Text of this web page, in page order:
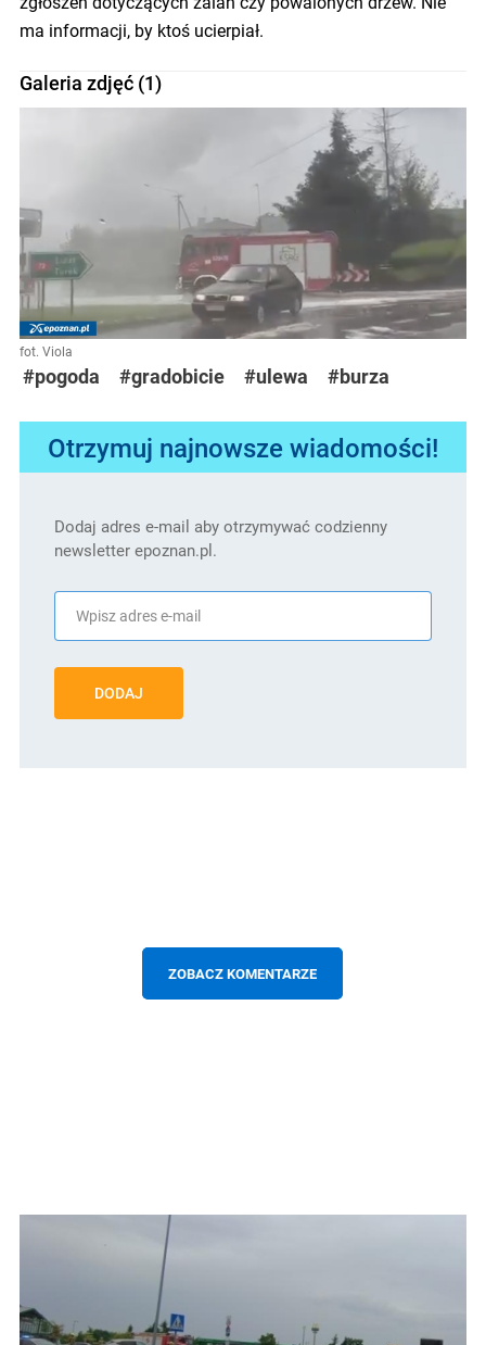
ma informacji, by ktoś ucierpiał.
Galeria zdjęć (1)
fot. Viola
#pogoda #gradobicie #ulewa #burza
Otrzymuj najnowsze wiadomości!
Dodaj adres e-mail aby otrzymywać codzienny
newsletter epoznan.pl.
DODAJ
ZOBACZ KOMENTARZE